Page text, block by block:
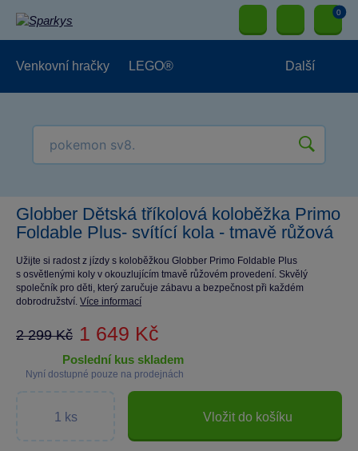
0
Venkovní hračky LEGO® Další
Globber Dětská tříkolová koloběžka Primo
Foldable Plus- svítící kola - tmavě růžová
Užijte si radost z jízdy s koloběžkou Globber Primo Foldable Plus
s osvětlenými koly v okouzlujícím tmavě růžovém provedení. Skvělý
společník pro děti, který zaručuje zábavu a bezpečnost při každém
dobrodružství. Více informací
2 299 Kč 1 649 Kč
poslední kus skladem
Nyní dostupné pouze na prodejnách
Vložit do košíku